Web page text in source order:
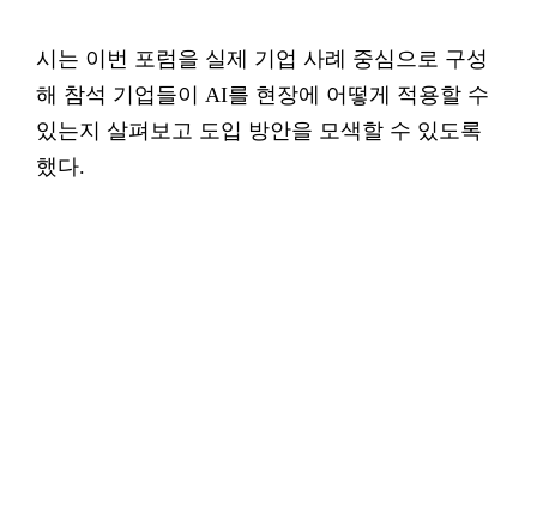
시는 이번 포럼을 실제 기업 사례 중심으로 구성
해 참석 기업들이 AI를 현장에 어떻게 적용할 수
있는지 살펴보고 도입 방안을 모색할 수 있도록
했다.